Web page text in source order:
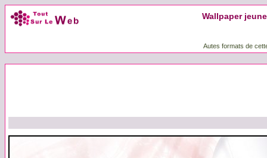
Wallpaper
Autes formats de